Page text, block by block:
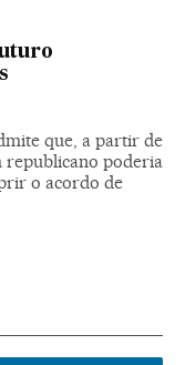
que, a partir de
republicano poderia
o acordo de